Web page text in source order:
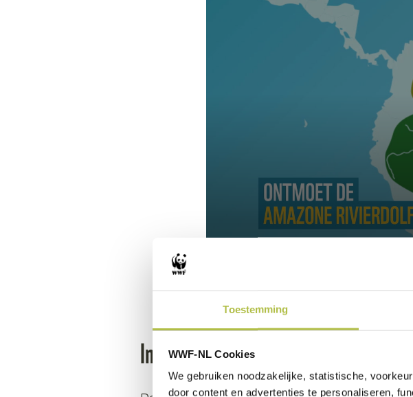
Toestemming
WWF-NL Cookies
We gebruiken noodzakelijke, statistische,
door content en advertenties te personaliseren,
minute,
secondsVolume
In de Amazone